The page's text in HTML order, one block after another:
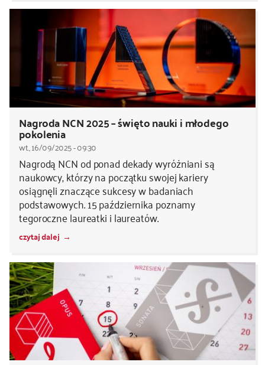
Nagroda NCN 2025 – święto nauki i młodego
pokolenia
wt., 16/09/2025 - 09:30
Nagrodą NCN od ponad dekady wyróżniani są
naukowcy, którzy na początku swojej kariery
osiągnęli znaczące sukcesy w badaniach
podstawowych. 15 października poznamy
tegoroczne laureatki i laureatów.
czytaj dalej